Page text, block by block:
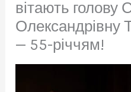
вітають голову
Олександрівну
— 55-річчям!